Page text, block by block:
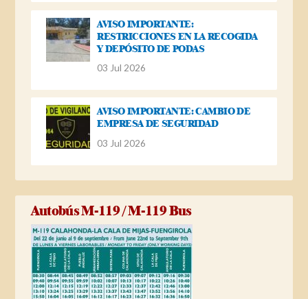
AVISO IMPORTANTE:
RESTRICCIONES EN LA RECOGIDA
Y DEPÓSITO DE PODAS
03 Jul 2026
AVISO IMPORTANTE: CAMBIO DE
EMPRESA DE SEGURIDAD
03 Jul 2026
Autobús M-119 / M-119 Bus